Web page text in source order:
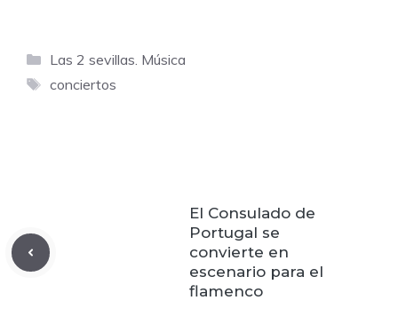
Categorías
Las 2 sevillas. Música
Etiquetas
conciertos
El Consulado de
Portugal se
convierte en
escenario para el
flamenco